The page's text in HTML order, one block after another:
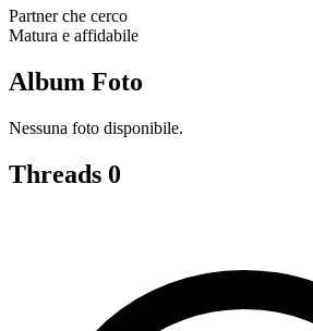
Partner che cerco
Matura e affidabile
Album Foto
Nessuna foto disponibile.
Threads 0